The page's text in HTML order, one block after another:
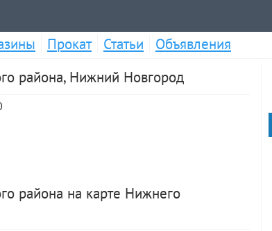
Прокат Статьи
Объявления
района, Нижний Новгород
района на карте Нижнего